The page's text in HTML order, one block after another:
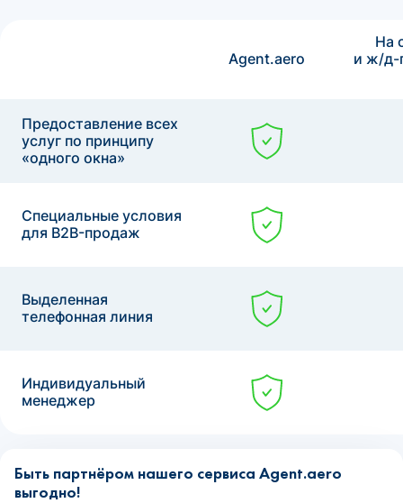
Agent.aero
На
и ж/д-
Предоставление всех
услуг по принципу
«одного окна»
Специальные условия
для B2B-продаж
Выделенная
телефонная линия
Индивидуальный
менеджер
Быть партнёром нашего сервиса Agent.aero
выгодно!